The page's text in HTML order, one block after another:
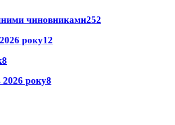
чиновниками252
року12
8
2026 року8